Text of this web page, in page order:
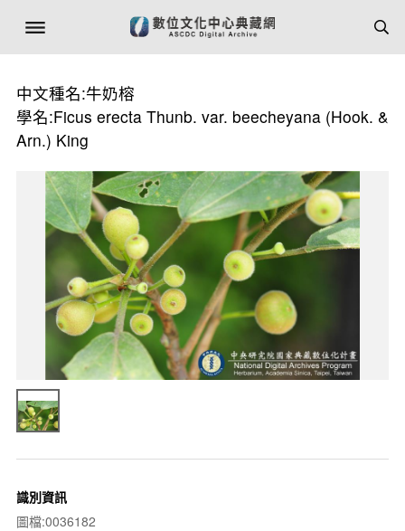
中文種名:牛奶榕
學名:Ficus erecta Thunb. var. beecheyana (Hook. &
Arn.) King
識別資訊
圖檔:0036182